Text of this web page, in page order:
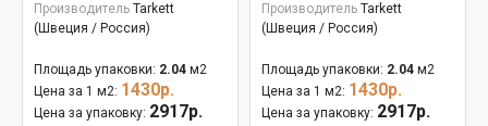
Производитель Tarkett
(Швеция / Россия)
Площадь упаковки: 2.04 м2
Цена за 1 м2: 1430р.
Цена за упаковку: 2917р.
Производитель Tarkett
(Швеция / Россия)
Площадь упаковки: 2.04 м2
Цена за 1 м2: 1430р.
Цена за упаковку: 2917р.